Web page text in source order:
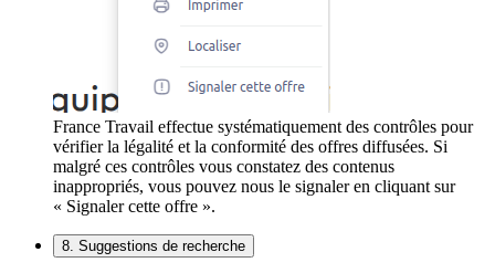
France Travail effectue systématiquement des contrôles pour
vérifier la légalité et la conformité des offres diffusées. Si
malgré ces contrôles vous constatez des contenus
inappropriés, vous pouvez nous le signaler en cliquant sur
« Signaler cette offre ».
8. Suggestions de recherche